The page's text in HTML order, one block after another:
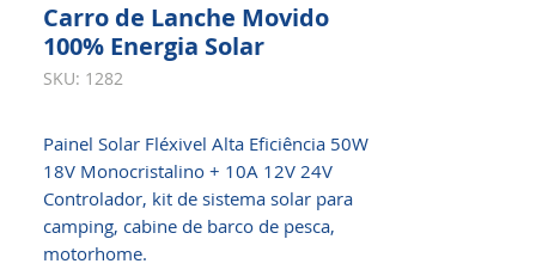
Carro de Lanche Movido
100% Energia Solar
SKU: 1282
Painel Solar Fléxivel Alta Eficiência 50W
18V Monocristalino + 10A 12V 24V
Controlador, kit de sistema solar para
camping, cabine de barco de pesca,
motorhome.